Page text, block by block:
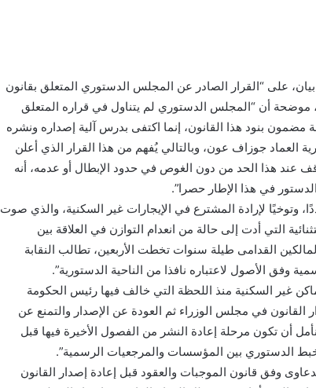
على “القرار الصادر عن المجلس الدستوري المتعلق بقانون
للأماكن غير السكنية بتاريخ 20 أيار 2025″، موضحة أن “المجلس الدستوري لم يتناول في قراره المتعلق
مضمون بنود هذا القانون، إنما اكتفى بدرس آلية إصداره ونشره
العماد جوزاف عون، وبالتالي يُفهم من هذا القرار الذي أعلن
عند هذا الحد من دون الغوص في حدود الإبطال أو عدمه، أنه
في هذا الإطار حصرا”.
وتوخيًا لإرادة المشترع في الإيجارات غير السكنية، والذي صوت
التي أدت إلى حالة من انعدام التوازن في العلاقة بين
القدامى طيلة سنوات تخطت الأربعين، تطالب النقابة
وفق الأصول لاعتباره نافذا من الناحية الدستورية”.
غير السكنية منذ اللحظة التي خالف فيها رئيس الحكومة
القانون في مجلس الوزراء ثم العودة عن الإصدار والتمنع عن
أن تكون مرحلة إعادة النشر من الفصول الأخيرة فيها قبل
الدستوري بين المؤسسات والمرجعيات الرسمية”.
وفق قانون الموجبات والعقود قبل إعادة إصدار القانون